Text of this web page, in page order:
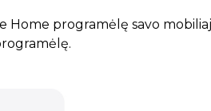
programėlę savo